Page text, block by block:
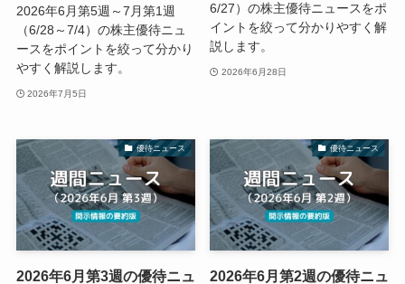
2026年6月第5週～7月第1週
（6/28～7/4）の株主優待ニュ
ースをポイントを絞って分かり
やすく解説します。
2026年7月5日
6/27）の株主優待ニュースをポ
イントを絞って分かりやすく解
説します。
2026年6月28日
優待ニュース
2026年6月第3週の優待ニュ
優待ニュース
2026年6月第2週の優待ニュ